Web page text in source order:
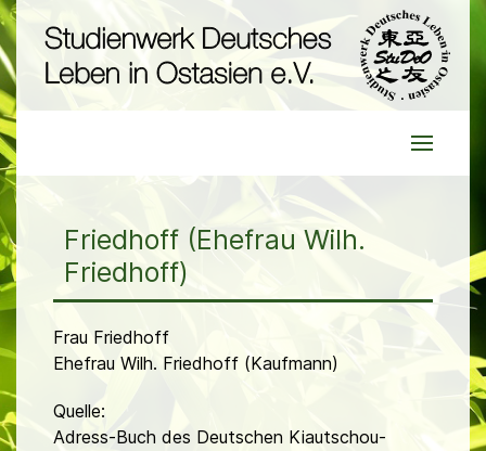
Friedhoff (Ehefrau Wilh.
Friedhoff)
Frau Friedhoff
Ehefrau Wilh. Friedhoff (Kaufmann)
Quelle:
Adress-Buch des Deutschen Kiautschou-